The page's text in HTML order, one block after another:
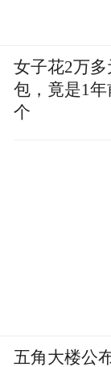
女子花2万
包，竟是1
个
五角大楼公